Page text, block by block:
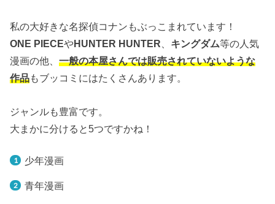
私の大好きな名探偵コナンもぶっこまれています！
ONE PIECEやHUNTER HUNTER キングダム等の人気
漫画の他、一般の本屋さんでは販売されていないような
作品もブッコミにはたくさんあります。
ジャンルも豊富です。
大まかに分けると5つですかね！
少年漫画
青年漫画